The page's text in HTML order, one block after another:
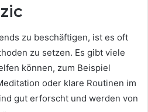
zu beschäftigen, ist es oft
zu setzen. Es gibt viele
können, zum Beispiel
oder klare Routinen im
gut erforscht und werden von